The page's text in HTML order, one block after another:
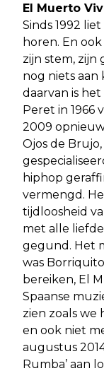
El Muerto
Sinds 1992
horen. En
zijn stem, zijn
nog niets aan
daarvan is
Peret in 1966
2009
Ojos de
hiphop
vermengd.
tijdloosheid
met alle
gegund. Het
was
bereiken, El
Spaanse
zien zoals we
en ook niet
augustus
Rumba’ aan